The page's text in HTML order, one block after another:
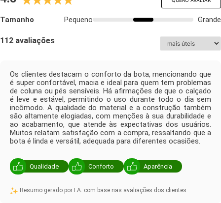
Tamanho Pequeno Grande
112 avaliações
Os clientes destacam o conforto da bota, mencionando que
é super confortável, macia e ideal para quem tem problemas
de coluna ou pés sensíveis. Há afirmações de que o calçado
é leve e estável, permitindo o uso durante todo o dia sem
incômodo. A qualidade do material e a construção também
são altamente elogiadas, com menções à sua durabilidade e
ao acabamento, que atende às expectativas dos usuários.
Muitos relatam satisfação com a compra, ressaltando que a
bota é linda e versátil, adequada para diferentes ocasiões.
Qualidade Conforto Aparência
Resumo gerado por I.A. com base nas avaliações dos clientes